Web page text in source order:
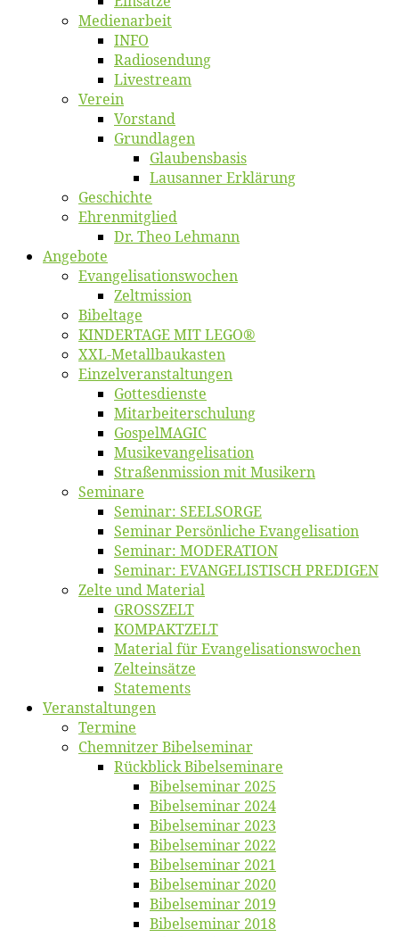
Me­di­en­ar­beit
INFO
Ra­dio­sen­dung
Live­stream
Ver­ein
Vor­stand
Grund­la­gen
Glaubens­ba­sis
Lausan­ner Erklärung
Ge­schich­te
Eh­ren­mit­glied
Dr. Theo Lehmann
An­ge­bo­te
Evangelisa­tions­wo­chen
Zelt­mis­si­on
Bi­bel­ta­ge
KINDERTAGE MIT LEGO®
XXL-Me­­tal­l­­bau­­kas­­ten
Einzelver­an­stal­tungen
Got­tes­diens­te
Mitarbeiter­schulung
Gos­pel­MA­GIC
Musikevan­ge­li­sa­tion
Straßenmis­sion mit Musikern
Se­mi­na­re
Se­mi­nar: SEELSORGE
Se­mi­nar Per­sön­li­che Evangelisation
Se­mi­nar: MODERATION
Se­mi­nar: EVANGELISTISCH PREDIGEN
Zel­te und Material
GROSSZELT
KOMPAKTZELT
Ma­te­ri­al für Evangelisationswochen
Zelt­ein­sät­ze
State­ments
Ver­an­stal­tun­gen
Ter­mi­ne
Chemnit­zer Bibelseminar
Rück­blick Bibelseminare
Bi­bel­se­mi­nar 2025
Bi­bel­se­mi­nar 2024
Bi­bel­se­mi­nar 2023
Bi­bel­se­mi­nar 2022
Bi­bel­se­mi­nar 2021
Bi­bel­se­mi­nar 2020
Bi­bel­se­mi­nar 2019
Bi­bel­se­mi­nar 2018